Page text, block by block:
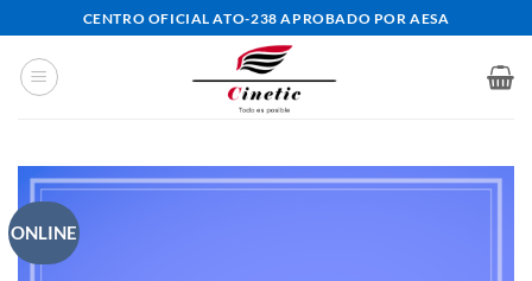
al
contenido
CENTRO OFICIAL ATO-238 APROBADO POR AESA
ONLINE